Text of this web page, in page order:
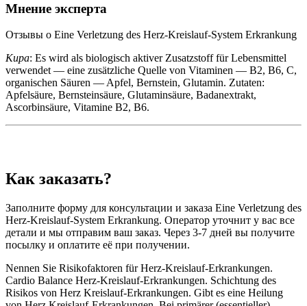
Мнение эксперта
Отзывы о Eine Verletzung des Herz-Kreislauf-System Erkrankung
Кира: Es wird als biologisch aktiver Zusatzstoff für Lebensmittel
verwendet — eine zusätzliche Quelle von Vitaminen — B2, B6, C,
organischen Säuren — Apfel, Bernstein, Glutamin. Zutaten:
Apfelsäure, Bernsteinsäure, Glutaminsäure, Badanextrakt,
Ascorbinsäure, Vitamine B2, B6.
Как заказать?
Заполните форму для консультации и заказа Eine Verletzung des
Herz-Kreislauf-System Erkrankung. Оператор уточнит у вас все
детали и мы отправим ваш заказ. Через 3-7 дней вы получите
посылку и оплатите её при получении.
Nennen Sie Risikofaktoren für Herz-Kreislauf-Erkrankungen.
Cardio Balance Herz-Kreislauf-Erkrankungen. Schichtung des
Risikos von Herz Kreislauf-Erkrankungen. Gibt es eine Heilung